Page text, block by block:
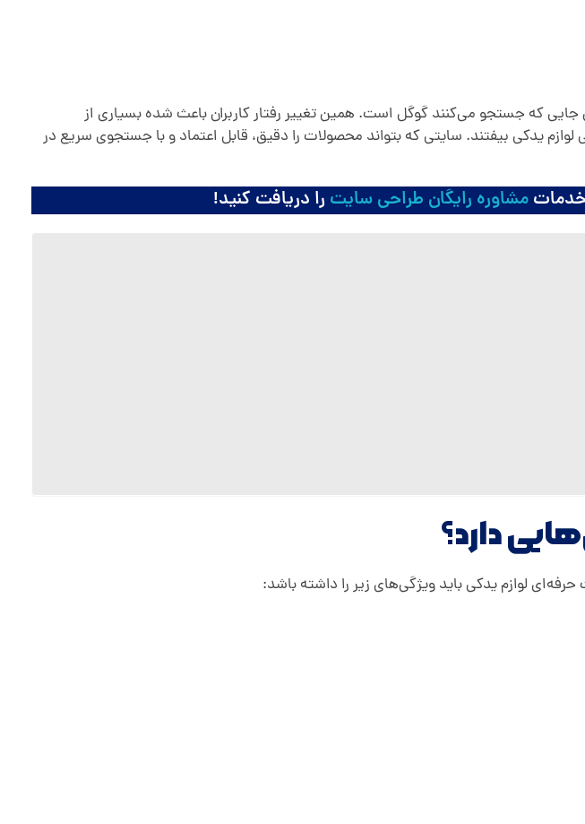
که جستجو می‌کنند گوگل است. همین تغییر رفتار کاربران باعث شده بسیاری از
یدکی بیفتند. سایتی که بتواند محصولات را دقیق، قابل اعتماد و با جستجوی سریع در
خدماتمشاوره رایگان طراحی سایت را دریافت کنید!
دارد؟
لوازم یدکی باید ویژگی‌های زیر را داشته باشد: